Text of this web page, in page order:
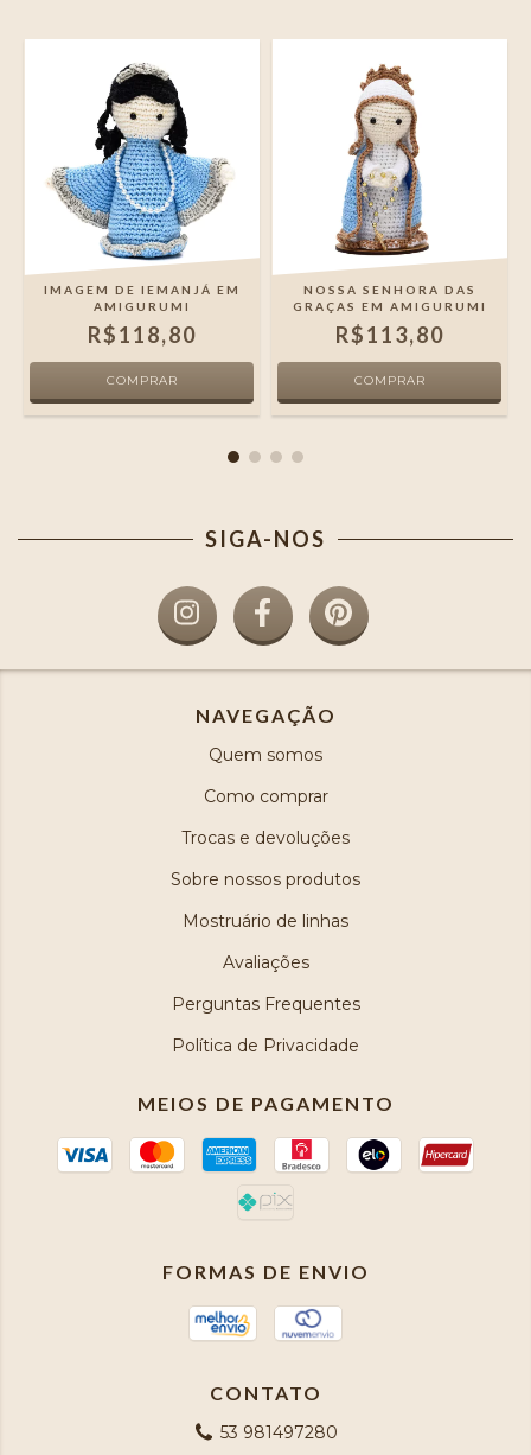
IMAGEM DE IEMANJÁ EM
AMIGURUMI
R$118,80
NOSSA SENHORA DAS
GRAÇAS EM AMIGURUMI
R$113,80
SIGA-NOS
NAVEGAÇÃO
Quem somos
Como comprar
Trocas e devoluções
Sobre nossos produtos
Mostruário de linhas
Avaliações
Perguntas Frequentes
Política de Privacidade
MEIOS DE PAGAMENTO
FORMAS DE ENVIO
CONTATO
53 981497280